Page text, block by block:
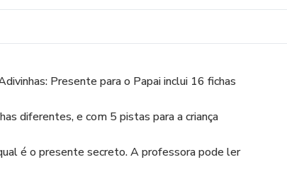
Presente para o Papai inclui 16 fichas
diferentes, e com 5 pistas para a criança
é o presente secreto. A professora pode ler